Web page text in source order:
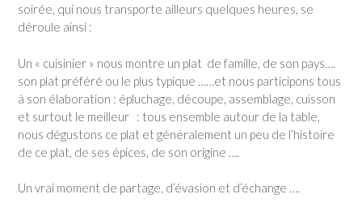
soirée, qui nous transporte ailleurs quelques heures, se
déroule ainsi :
Un « cuisinier » nous montre un plat de famille, de son pays….
son plat préféré ou le plus typique ……et nous participons tous
à son élaboration : épluchage, découpe, assemblage, cuisson
et surtout le meilleur : tous ensemble autour de la table,
nous dégustons ce plat et généralement un peu de l’histoire
de ce plat, de ses épices, de son origine ….
Un vrai moment de partage, d’évasion et d’échange ….